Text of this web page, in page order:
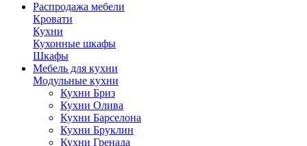
Распродажа мебели
Кровати
Кухни
Кухонные шкафы
Шкафы
Мебель для кухни
Модульные кухни
Кухни Бриз
Кухни Олива
Кухни Барселона
Кухни Бруклин
Кухни Гренада